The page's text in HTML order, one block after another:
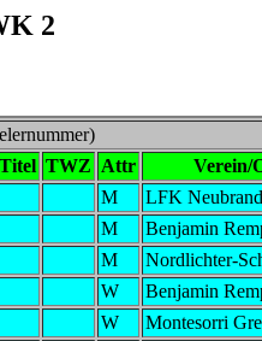
2
Titel TWZ Attr
Verein/
M
LFK
M
Benjamin
M
Nordlichter-
W
Benjamin
W
Montesorri